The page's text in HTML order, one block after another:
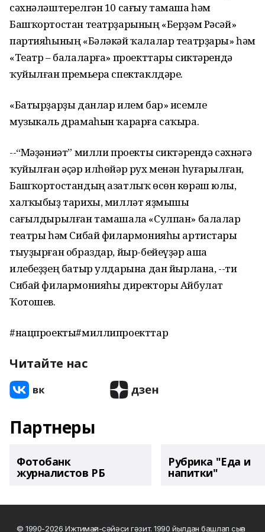
сәхнәләштерелгән 10 сағыу тамаша һәм
Башҡортостан театрҙарының «Берҙәм Рәсәй»
партияһының «Бәләкәй ҡалалар театрҙары» һәм
«Театр – балаларға» проекттары сиктәрендә
ҡуйылған премьера спектаклдәре.
«Батырҙарҙы данлар илем бар» исемле
музыкаль драмаһын ҡарарға саҡыра.
--“Мәҙәниәт” милли проекты сиктәрендә сәхнәгә
ҡуйылған әҫәр илһөйәр рух менән һуғарылған,
Башҡортостандың азатлыҡ өсөн көрәш юлы,
халҡыбыҙ тарихы, милләт яҙмышы
сағылдырылған тамашала «Сулпан» балалар
театры һәм Сибай филармонияһы артистары
тыуҙырған образдар, йыр-бейеүҙәр аша
илебеҙҙең батыр улдарына дан йырлана, --ти
Сибай филармонияһы директоры Айбулат
Ҡотошев.
#нацпроекты#миллипроекттар
Читайте нас
Партнеры
Фотобанк
журналистов РБ
Рубрика "Еда и
напитки"
© 1990-2026 Ижтимағи-сәйәси гәзит. 1990 йылдан башлап сыға